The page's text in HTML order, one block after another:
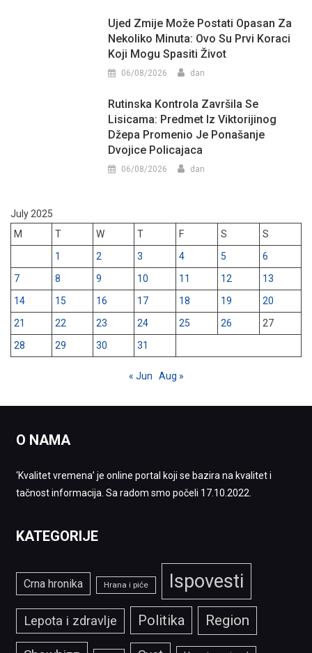
Ujed Zmije Može Postati Opasan Za
Nekoliko Minuta: Ovo Su Prvi Koraci
Koji Mogu Spasiti Život
06/08/2026 dan
Rutinska Kontrola Završila Se
Lisicama: Predmet Iz Viktorijinog
Džepa Promenio Je Ponašanje
Dvojice Policajaca
06/08/2026 dan
July 2025
M
T W T F S
S
1
2 3 4 5
6
7
8 9 10 11 12
13
14
15 16 17 18 19
20
21
22 23 24 25 26
27
28
29 30 31
« Jun Aug »
O NAMA
‘Kvalitet vremena’ je online portal koji se bazira na kvalitet i
tačnost informacija. Sa radom smo počeli 17.10.2022.
KATEGORIJE
Crna hronika Hrana i piće Ispovesti
Lepota i zdravlje Politika Region